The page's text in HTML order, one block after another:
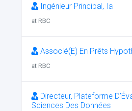
Ingénieur Principal, Ia
at RBC
Associé(E) En Prêts
at RBC
Directeur, Plateforme
Sciences Des Données